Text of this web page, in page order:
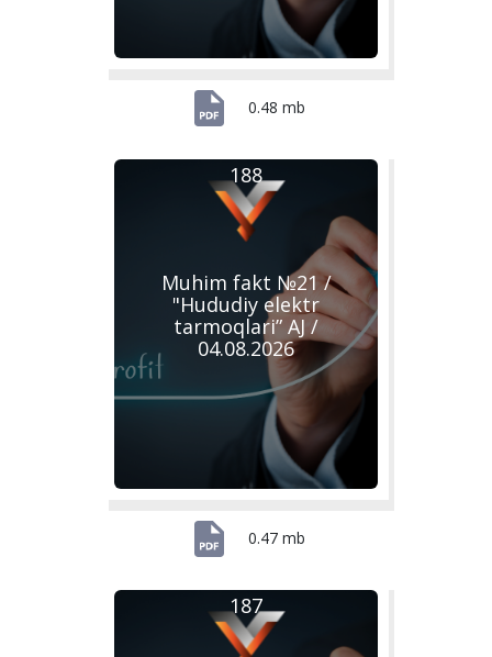
0.48 mb
Muhim fakt №21 /
"Hududiy elektr
tarmoqlari” AJ /
04.08.2026
188
0.47 mb
187